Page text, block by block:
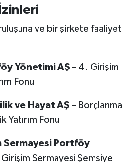
ve bir şirkete faaliyet
Yönetimi AŞ – 4. Girişim
Fonu
ve Hayat AŞ – Borçlanma
Yatırım Fonu
Sermayesi Portföy
Girişim Sermayesi Şemsiye